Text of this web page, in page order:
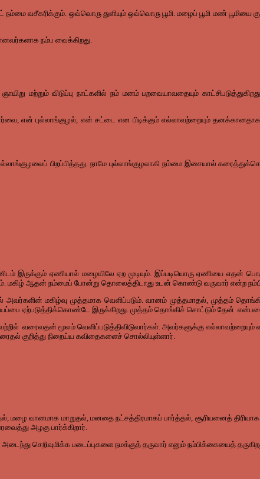
வசீகரிக்கும். ஒவ்வொரு துளியும் ஒவ்வொரு பூமி. மழைப் பூமி மண் பூமியை
நம்ப வைக்கிறது.
மற்றும் விடுப்பு நாட்களில் நம் மனம் பறவையாவதையும்
என் புல்லாங்குழல், என் சட்டை என பிடிக்கும் எல்லாவற்றையும்
பிறப்பித்தது. நாமே புல்லாங்குழலாகி நம்மை இசையால்
ஏணியால் மழையிலே ஏற முடியும். இப்படியொரு ஏணியை எதன்
மகிழ் ஆதன் நம்மைப் போன்று தொலைத்திடாது உடன் கொண்டு வருவார் என்ற
அவர்களின் மகிழ்வு முத்தமாக வெளிப்படும். வானம் முத்தமாதல், முத்தம்
ஏற்படுத்திக்கொண்டே இருக்கிறது. முத்தம் தொங்கிச் சொட்டும் தேன் என்பதை
மூலம் வெளிப்படுத்திவிடுவார்கள். அவர்களுக்கு எல்லாவற்றையும்
குறித்து நிறைய்ய கவிதைகளைச் சொல்லியுள்ளார்.
மழை வானமாக மாறுதல், மனதை நட்சத்திரமாகப் பார்த்தல், சூரியனைத்
அழகு பார்க்கிறார்.
செறிவுமிக்க படைப்புகளை நமக்குத் தருவார் எனும் நம்பிக்கையைத்